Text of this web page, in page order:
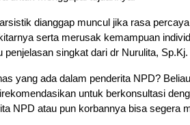
dianggap muncul jika rasa
serta merusak kemampuan
penjelasan singkat dari dr Nurulita, Sp.Kj.
yang ada dalam penderita NPD?
untuk berkonsultasi
NPD atau pun korbannya bisa segera